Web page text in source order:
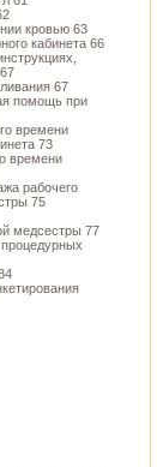
кровью 63
кабинета 66
67
помощь при
времени
73
времени
рабочего
75
медсестры 77